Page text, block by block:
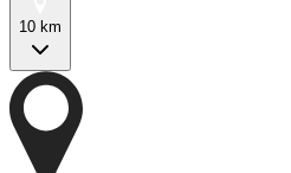
10 km